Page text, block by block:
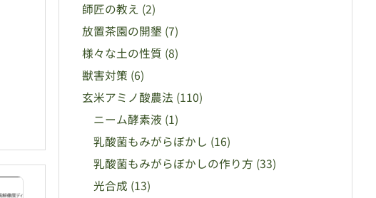
師匠の教え (2)
放置茶園の開墾 (7)
様々な土の性質 (8)
獣害対策 (6)
玄米アミノ酸農法 (110)
ニーム酵素液 (1)
乳酸菌もみがらぼかし (16)
乳酸菌もみがらぼかしの作り方 (33)
光合成 (13)